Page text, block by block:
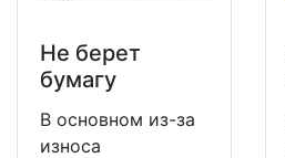
Не берет
бумагу
В основном из-за
износа